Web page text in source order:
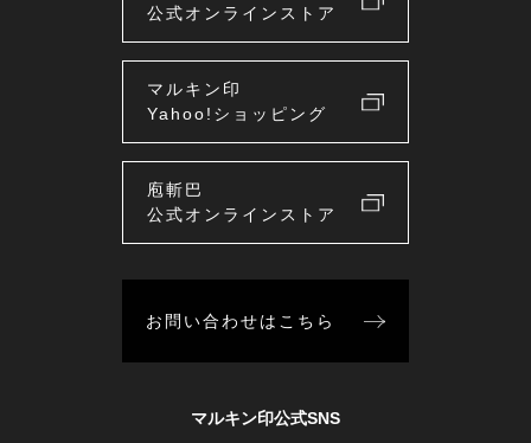
公式オンラインストア
マルキン印
Yahoo!ショッピング
庖斬巴
公式オンラインストア
お問い合わせはこちら
マルキン印公式SNS